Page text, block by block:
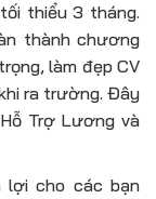
thiểu 3 tháng.
thành chương
làm đẹp CV
ra trường. Đây
Hỗ Trợ Lương và
lợi cho các bạn